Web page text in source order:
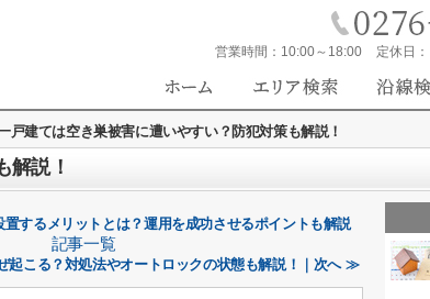
営業時間： 10:00～18:00 定休日：
戸建ては空き巣被害に遭いやすい？防犯対策も解説！
解説！
するメリットとは？運用を成功させるポイントも解説
記事一覧
起こる？対処法やオートロックの状態も解説！｜次へ ≫